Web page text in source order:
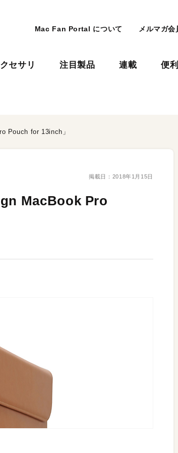
Mac Fan Portal について メルマガ会
セサリ 注目製品 連載 便
Pouch for 13inch」
掲載日： 2018年1月15日
MacBook Pro